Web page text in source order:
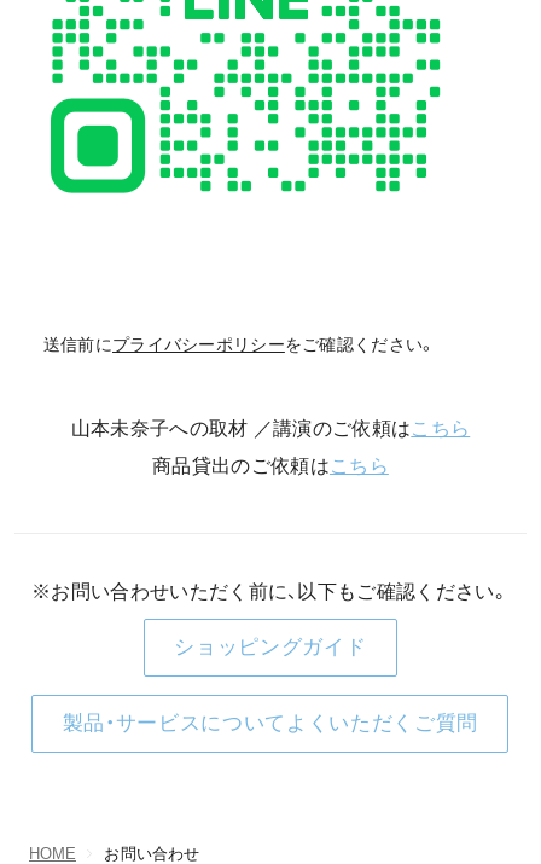
送信前にプライバシーポリシーをご確認ください。
山本未奈子への取材 ／講演のご依頼はこちら
商品貸出のご依頼はこちら
※お問い合わせいただく前に、以下もご確認ください。
ショッピングガイド
製品・サービスについてよくいただくご質問
HOME お問い合わせ